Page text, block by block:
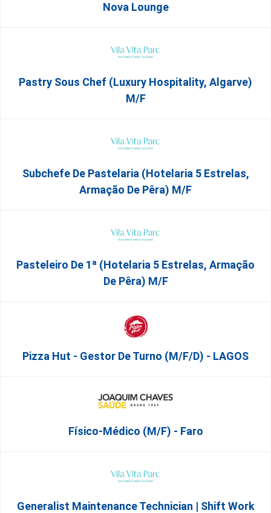
Nova Lounge
Pastry Sous Chef (Luxury Hospitality, Algarve)
M/f
Subchefe De Pastelaria (Hotelaria 5 Estrelas,
Armação De Pêra) M/f
Pasteleiro De 1ª (Hotelaria 5 Estrelas, Armação
De Pêra) M/f
Pizza Hut - Gestor De Turno (m/f/d) - LAGOS
Físico-Médico (M/F) - Faro
Generalist Maintenance Technician | Shift Work